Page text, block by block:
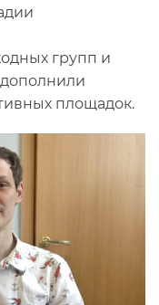
групп и
площадок.